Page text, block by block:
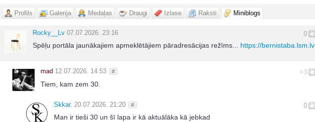
Profils Galerija Medaļas Draugi Izlase Raksti Miniblogs
0
Rocky__Lv 07.07.2026. 23:16
Spēļu portāla jaunākajiem apmeklētājiem pāradresācijas režīms... https://bernistaba.lsm.lv
+3
mad 12.07.2026. 14:53 #
Tiem, kam zem 30.
0
Skkar. 20.07.2026. 21:20 #
Man ir tieši 30 un šī lapa ir kā aktuālāka kā jebkad